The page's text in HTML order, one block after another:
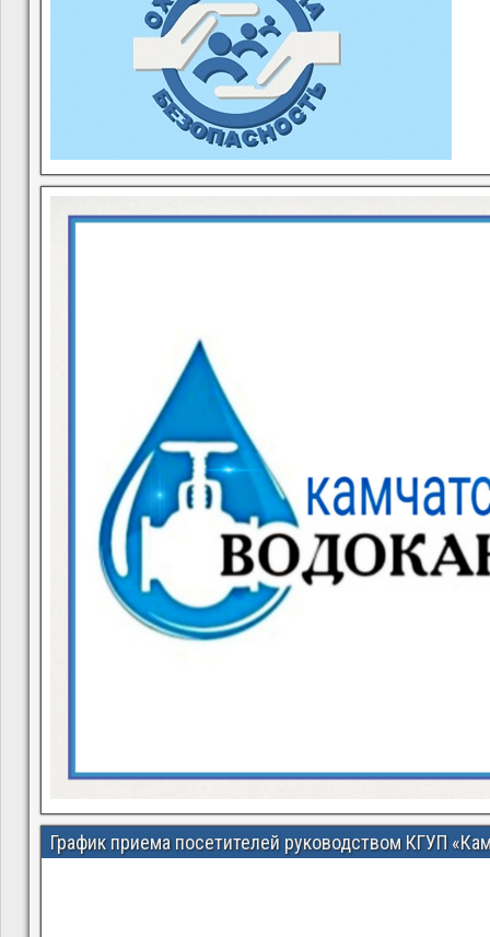
График приема посетителей руководством КГУП